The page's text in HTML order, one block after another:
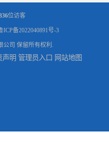
位访客
ICP备2022040891号-3
公司 保留所有权利.
声明 管理员入口 网站地图